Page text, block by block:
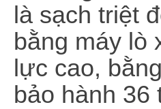
là sạch triệt
bằng máy lò
lực cao,
bảo hành 36